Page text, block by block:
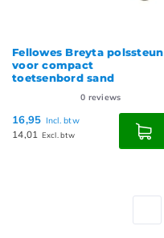
Fellowes Breyta polssteun
voor compact
toetsenbord sand
0 reviews
16,95 Incl. btw
14,01 Excl. btw